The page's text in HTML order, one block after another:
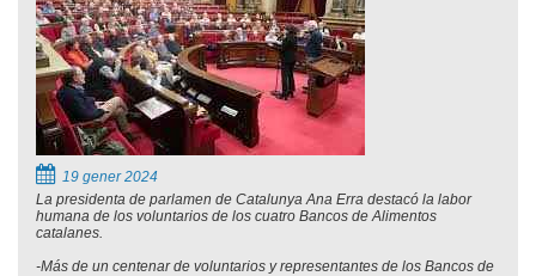
19 gener 2024
La presidenta de parlamen de Catalunya Ana Erra destacó la labor
humana de los voluntarios de los cuatro Bancos de Alimentos
catalanes.
-Más de un centenar de voluntarios y representantes de los Bancos de